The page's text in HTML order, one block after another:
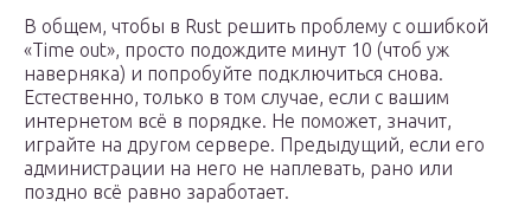
В общем, чтобы в Rust решить проблему с ошибкой
«Time out», просто подождите минут 10 (чтоб уж
наверняка) и попробуйте подключиться снова.
Естественно, только в том случае, если с вашим
интернетом всё в порядке. Не поможет, значит,
играйте на другом сервере. Предыдущий, если его
администрации на него не наплевать, рано или
поздно всё равно заработает.